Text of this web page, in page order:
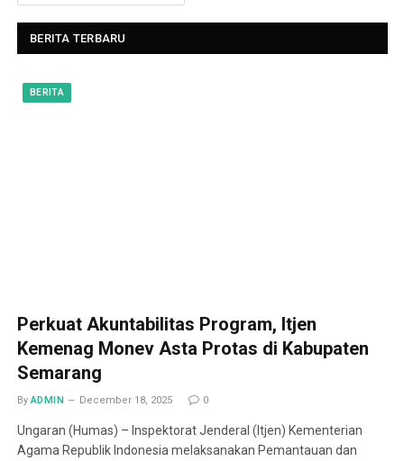
BERITA TERBARU
BERITA
Perkuat Akuntabilitas Program, Itjen
Kemenag Monev Asta Protas di Kabupaten
Semarang
By ADMIN December 18, 2025 0
Ungaran (Humas) – Inspektorat Jenderal (Itjen) Kementerian
Agama Republik Indonesia melaksanakan Pemantauan dan